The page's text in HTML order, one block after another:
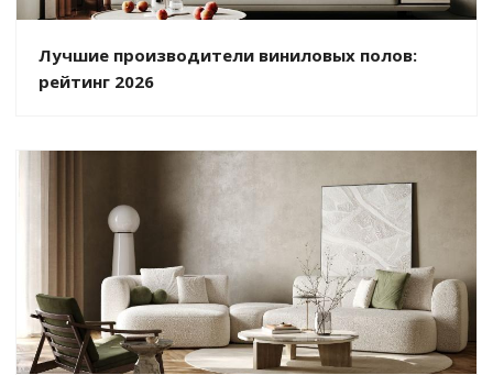
Лучшие производители виниловых полов:
рейтинг 2026